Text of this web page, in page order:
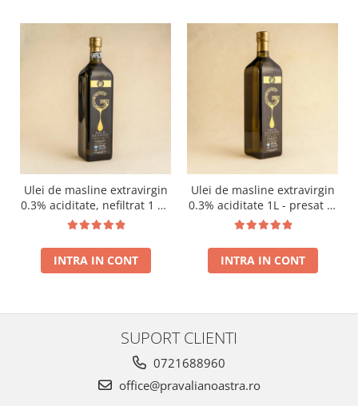
Ulei de masline extravirgin
0.3% aciditate, nefiltrat 1 L -
presat la rece RECOLTA
INTRA IN CONT
Ulei de masline extravirgin
0.3% aciditate 1L - presat la
rece RECOLTA NOUA
INTRA IN CONT
SUPORT CLIENTI
0721688960
office@pravalianoastra.ro